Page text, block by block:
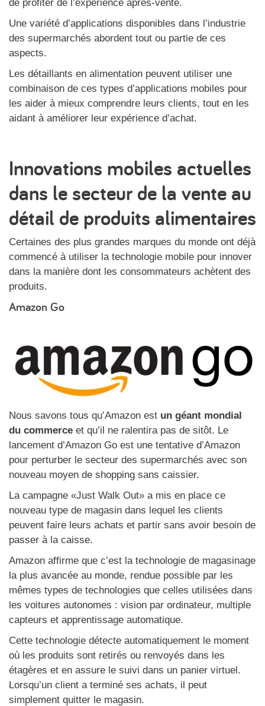
de profiter de l’expérience après-vente.
Une variété d’applications disponibles dans l’industrie
des supermarchés abordent tout ou partie de ces
aspects.
Les détaillants en alimentation peuvent utiliser une
combinaison de ces types d’applications mobiles pour
les aider à mieux comprendre leurs clients, tout en les
aidant à améliorer leur expérience d’achat.
Innovations mobiles actuelles
dans le secteur de la vente au
détail de produits alimentaires
Certaines des plus grandes marques du monde ont déjà
commencé à utiliser la technologie mobile pour innover
dans la manière dont les consommateurs achètent des
produits.
Amazon Go
Nous savons tous qu’Amazon est un géant mondial
du commerce et qu’il ne ralentira pas de sitôt. Le
lancement d’Amazon Go est une tentative d’Amazon
pour perturber le secteur des supermarchés avec son
nouveau moyen de shopping sans caissier.
La campagne «Just Walk Out» a mis en place ce
nouveau type de magasin dans lequel les clients
peuvent faire leurs achats et partir sans avoir besoin de
passer à la caisse.
Amazon affirme que c’est la technologie de magasinage
la plus avancée au monde, rendue possible par les
mêmes types de technologies que celles utilisées dans
les voitures autonomes : vision par ordinateur, multiple
capteurs et apprentissage automatique.
Cette technologie détecte automatiquement le moment
où les produits sont retirés ou renvoyés dans les
étagères et en assure le suivi dans un panier virtuel.
Lorsqu’un client a terminé ses achats, il peut
simplement quitter le magasin.